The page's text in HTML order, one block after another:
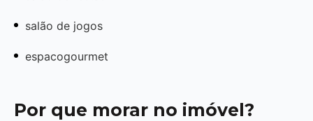
salão de jogos
espacogourmet
Por que morar no imóvel?